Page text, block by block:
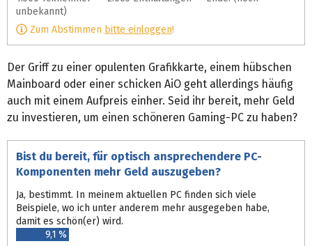
unbekannt)
Zum Abstimmen bitte einloggen!
Der Griff zu einer opulenten Grafikkarte, einem hübschen
Mainboard oder einer schicken AiO geht allerdings häufig
auch mit einem Aufpreis einher. Seid ihr bereit, mehr Geld
zu investieren, um einen schöneren Gaming-PC zu haben?
Bist du bereit, für optisch ansprechendere PC-
Komponenten mehr Geld auszugeben?
Ja, bestimmt. In meinem aktuellen PC finden sich viele
Beispiele, wo ich unter anderem mehr ausgegeben habe,
damit es schön(er) wird.
9,1 %